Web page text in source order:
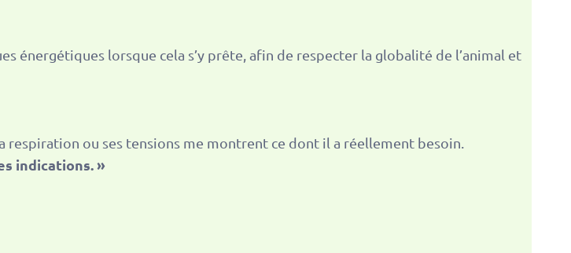
énergétiques lorsque cela s’y prête, afin de respecter la globalité de l’animal et
respiration ou ses tensions me montrent ce dont il a réellement besoin.
indications. »